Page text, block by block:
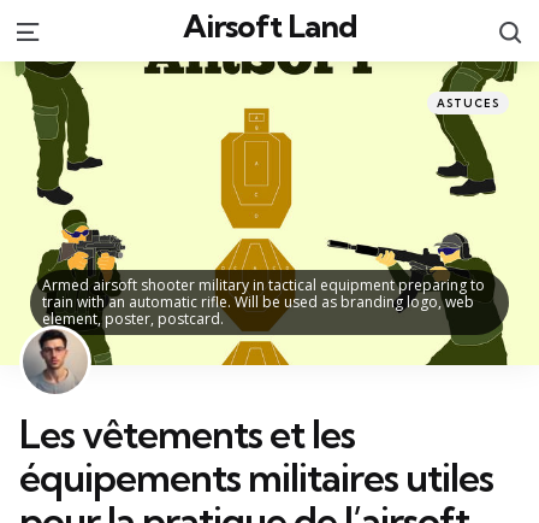
Menu Airsoft Land
Armed airsoft shooter military in tactical equipment preparing to
train with an automatic rifle. Will be used as branding logo, web
element, poster, postcard.
Categories
Posted
in
ASTUCES
Les vêtements et les
équipements militaires utiles